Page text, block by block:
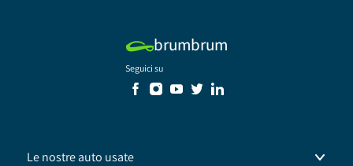
brumbrum
Seguici su
Le nostre auto usate